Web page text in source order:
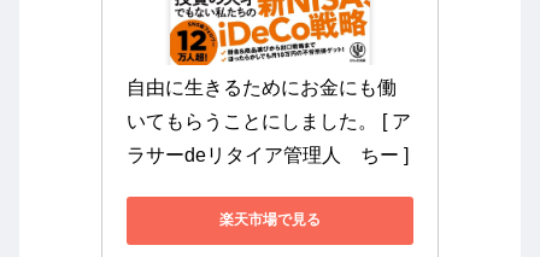
自由に生きるためにお金にも働
いてもらうことにしました。 [ ア
ラサーdeリタイア管理人　ちー ]
楽天市場で見る